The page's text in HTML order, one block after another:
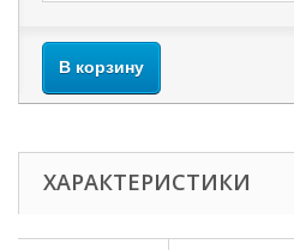
В корзину
ХАРАКТЕРИСТИКИ